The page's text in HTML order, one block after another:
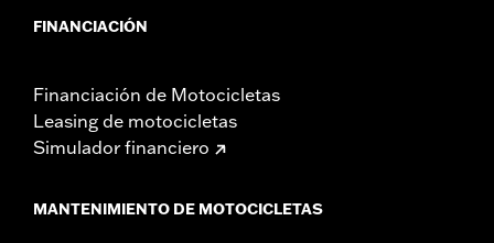
FINANCIACIÓN
Financiación de Motocicletas
Leasing de motocicletas
Simulador financiero
MANTENIMIENTO DE MOTOCICLETAS